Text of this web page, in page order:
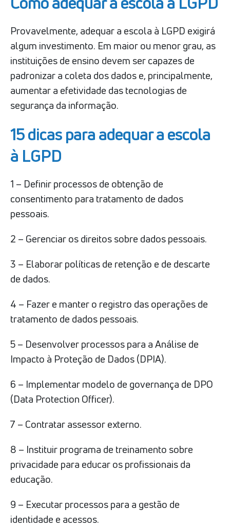
Provavelmente, adequar a escola à LGPD exigirá
algum investimento. Em maior ou menor grau, as
instituições de ensino devem ser capazes de
padronizar a coleta dos dados e, principalmente,
aumentar a efetividade das tecnologias de
segurança da informação.
15 dicas para adequar a escola
à LGPD
1 – Definir processos de obtenção de
consentimento para tratamento de dados
pessoais.
2 – Gerenciar os direitos sobre dados pessoais.
3 – Elaborar políticas de retenção e de descarte
de dados.
4 – Fazer e manter o registro das operações de
tratamento de dados pessoais.
5 – Desenvolver processos para a Análise de
Impacto à Proteção de Dados (DPIA).
6 – Implementar modelo de governança de DPO
(Data Protection Officer).
7 – Contratar assessor externo.
8 – Instituir programa de treinamento sobre
privacidade para educar os profissionais da
educação.
9 – Executar processos para a gestão de
identidade e acessos.